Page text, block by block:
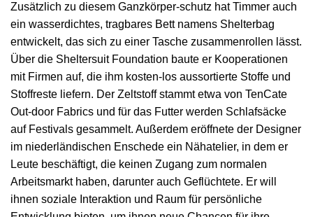
Zusätzlich zu diesem Ganzkörper-schutz hat Timmer auch
ein wasserdichtes, tragbares Bett namens Shelterbag
entwickelt, das sich zu einer Tasche zusammenrollen lässt.
Über die Sheltersuit Foundation baute er Kooperationen
mit Firmen auf, die ihm kosten-los aussortierte Stoffe und
Stoffreste liefern. Der Zeltstoff stammt etwa von TenCate
Out-door Fabrics und für das Futter werden Schlafsäcke
auf Festivals gesammelt. Außerdem eröffnete der Designer
im niederländischen Enschede ein Nähatelier, in dem er
Leute beschäftigt, die keinen Zugang zum normalen
Arbeitsmarkt haben, darunter auch Geflüchtete. Er will
ihnen soziale Interaktion und Raum für persönliche